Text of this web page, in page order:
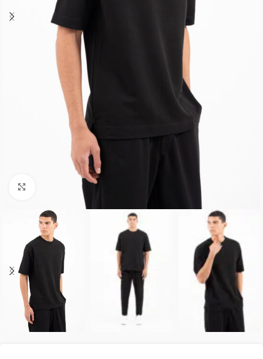
Κλικ για μεγέθυνση